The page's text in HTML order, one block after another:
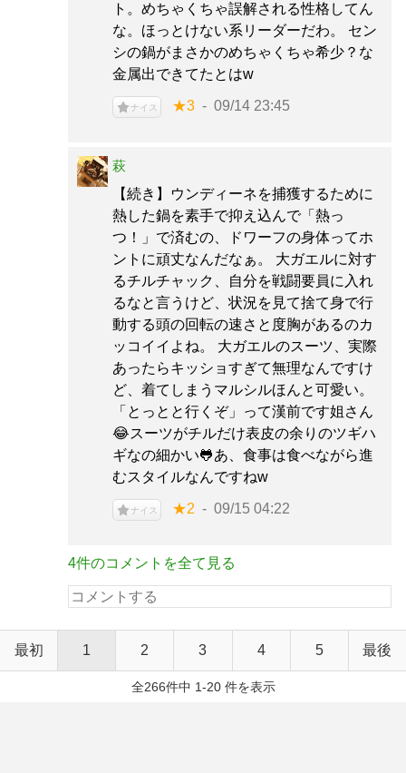
ト。めちゃくちゃ誤解される性格してん
な。ほっとけない系リーダーだわ。 セン
シの鍋がまさかのめちゃくちゃ希少？な
金属出できてたとはw
ナイス ★3 09/14 23:45
萩
【続き】ウンディーネを捕獲するために
熱した鍋を素手で抑え込んで「熱っ
つ！」で済むの、ドワーフの身体ってホ
ントに頑丈なんだなぁ。 大ガエルに対す
るチルチャック、自分を戦闘要員に入れ
るなと言うけど、状況を見て捨て身で行
動する頭の回転の速さと度胸があるのカ
ッコイイよね。 大ガエルのスーツ、実際
あったらキッショすぎて無理なんですけ
ど、着てしまうマルシルほんと可愛い。
「とっとと行くぞ」って漢前です姐さん
😂スーツがチルだけ表皮の余りのツギハ
ギなの細かい🐸あ、食事は食べながら進
むスタイルなんですねw
ナイス ★2 09/15 04:22
4件のコメントを全て見る
最初 1 2 3 4 5 最後
全266件中 1-20 件を表示